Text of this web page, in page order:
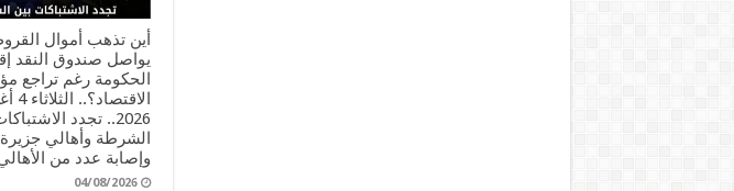
أين تذهب أموال
يواصل صندوق النقد
الحكومة رغم تراجع
2026.. تجدد
الشرطة وأهالي
وإصابة عدد من
04/08/2026